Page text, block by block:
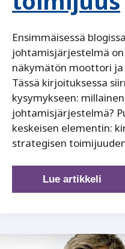
Ensimmäisessä
johtamisjärjestelmä
näkymätön moottori
Tässä kirjoituksessa
kysymykseen:
johtamisjärjestelmä?
keskeisen elementin:
strategisen
Hyvän
kirkkaus,
Lue artikkeli